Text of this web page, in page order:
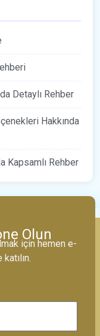
Detaylı Rehber
Hakkında
Kapsamlı Rehber
Olun
için hemen e-